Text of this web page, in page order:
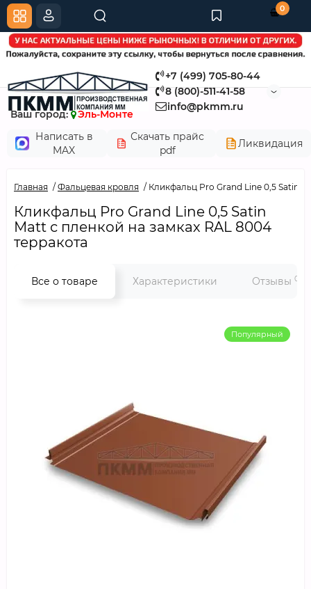
+7 (499) 705-80-44
8 (800)-511-41-58
info@pkmm.ru
Ваш город:
Эль-Монте
Написать в
MAX
Скачать прайс
pdf
Ликвидация
0
Главная Фальцевая кровля Кликфальц Pro Grand Line 0,5 Satin
Кликфальц Pro Grand Line 0,5 Satin
Мatt с пленкой на замках RAL 8004
терракота
Все о товаре Характеристики Отзывы 0
Популярный